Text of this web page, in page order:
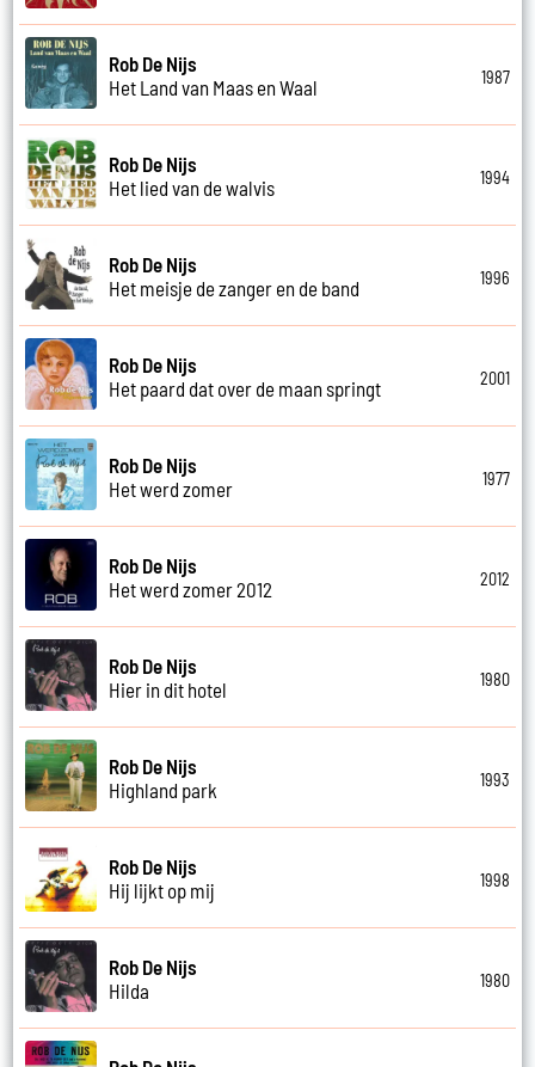
Rob De Nijs
Het Land van Maas en Waal
1987
Rob De Nijs
Het lied van de walvis
1994
Rob De Nijs
Het meisje de zanger en de band
1996
Rob De Nijs
Het paard dat over de maan springt
2001
Rob De Nijs
Het werd zomer
1977
Rob De Nijs
Het werd zomer 2012
2012
Rob De Nijs
Hier in dit hotel
1980
Rob De Nijs
Highland park
1993
Rob De Nijs
Hij lijkt op mij
1998
Rob De Nijs
Hilda
1980